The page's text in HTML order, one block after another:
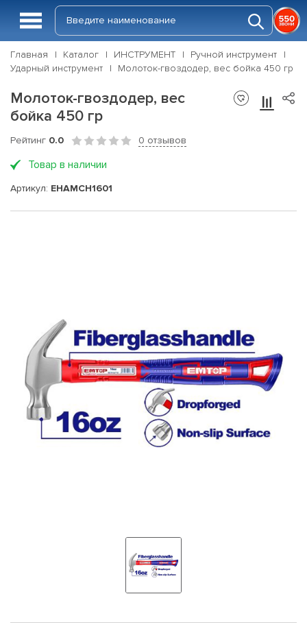
Главная Каталог ИНСТРУМЕНТ
Ручной инструмент
Ударный инструмент
Молоток-гвоздодер, вес бойка 450 гр
Молоток-гвоздодер, вес
бойка 450 гр
Рейтинг 0.0 0 отзывов
Товар в наличии
Артикул: EHAMCH1601